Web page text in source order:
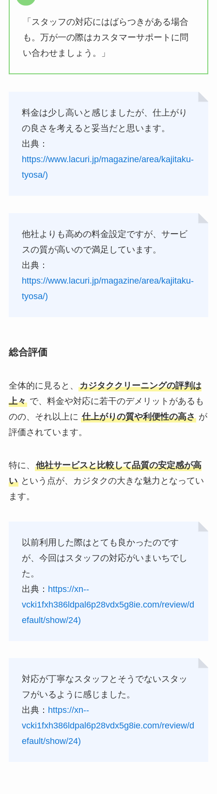
「スタッフの対応にはばらつきがある場合
も。万が一の際はカスタマーサポートに問
い合わせましょう。」
料金は少し高いと感じましたが、仕上がり
の良さを考えると妥当だと思います。
出典：
https://www.lacuri.jp/magazine/area/kajitaku-
tyosa/)
他社よりも高めの料金設定ですが、サービ
スの質が高いので満足しています。
出典：
https://www.lacuri.jp/magazine/area/kajitaku-
tyosa/)
総合評価
全体的に見ると、 カジタククリーニングの評判は
上々で、料金や対応に若干のデメリットがあるも
のの、それ以上に 仕上がりの質や利便性の高さが
評価されています。
特に、 他社サービスと比較して品質の安定感が高
いという点が、カジタクの大きな魅力となってい
ます。
以前利用した際はとても良かったのです
が、今回はスタッフの対応がいまいちでし
た。
出典： https://xn--
vcki1fxh386ldpal6p28vdx5g8ie.com/review/d
efault/show/24)
対応が丁寧なスタッフとそうでないスタッ
フがいるように感じました。
出典： https://xn--
vcki1fxh386ldpal6p28vdx5g8ie.com/review/d
efault/show/24)